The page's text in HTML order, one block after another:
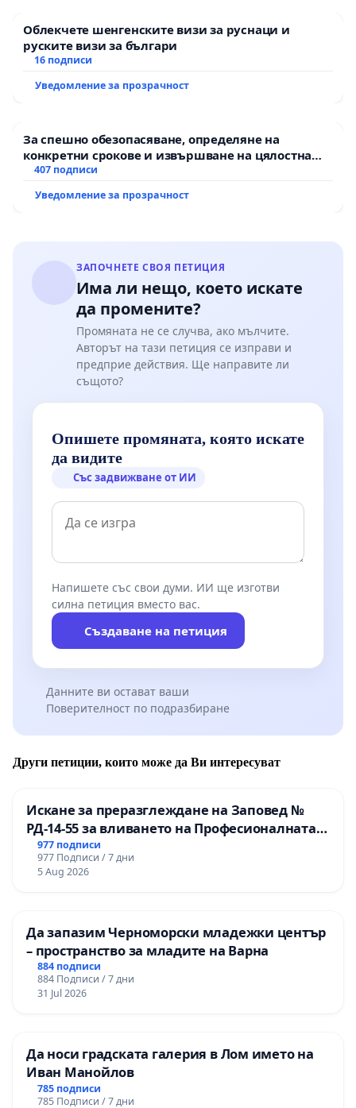
Облекчете шенгенските визи за руснаци и
руските визи за българи
16 подписи
Уведомление за прозрачност
За спешно обезопасяване, определяне на
конкретни срокове и извършване на цялостна
рехабилитация на републиканския път между
Мирово - к.к. Момин проход
407 подписи
Уведомление за прозрачност
ЗАПОЧНЕТЕ СВОЯ ПЕТИЦИЯ
Има ли нещо, което искате
да промените?
Промяната не се случва, ако мълчите.
Авторът на тази петиция се изправи и
предприе действия. Ще направите ли
същото?
Опишете промяната, която искате
да видите
Със задвижване от ИИ
Напишете със свои думи. ИИ ще изготви
силна петиция вместо вас.
Създаване на петиция
Данните ви остават ваши
Поверителност по подразбиране
Други петиции, които може да Ви интересуват
Искане за преразглеждане на Заповед №
РД-14-55 за вливането на Професионалната
гимназия по промишлени технологии в
Професионалната гимназия по икономика и
мениджмънт – гр. Пазарджик
977 подписи
977 Подписи / 7 дни
5 Aug 2026
Да запазим Черноморски младежки център
– пространство за младите на Варна
884 подписи
884 Подписи / 7 дни
31 Jul 2026
Да носи градската галерия в Лом името на
Иван Манойлов
785 подписи
785 Подписи / 7 дни